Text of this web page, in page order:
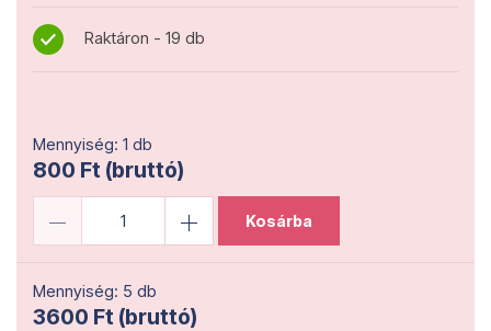
Raktáron - 19 db
Mennyiség: 1 db
800 Ft (bruttó)
Kosárba
Mennyiség: 5 db
3600 Ft (bruttó)